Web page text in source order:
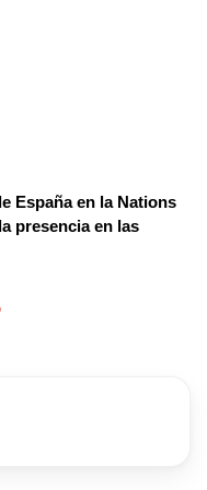
España en la Nations
presencia en las